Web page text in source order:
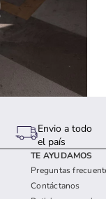
Envio a todo
el país
TE AYUDAMOS
Preguntas
Contáctanos